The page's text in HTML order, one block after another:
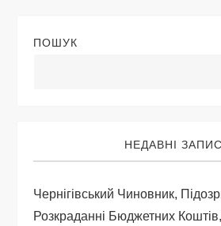
а
я
з
ПОШУК
НЕДАВНІ
Чернігівський Чиновник,
Розкраданні Бюджетних